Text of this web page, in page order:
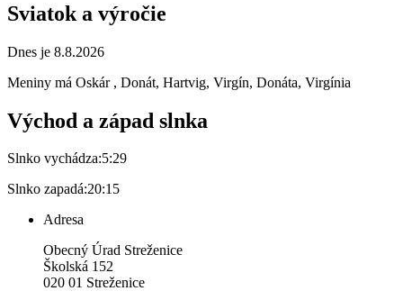
Sviatok a výročie
Dnes je 8.8.2026
Meniny má Oskár , Donát, Hartvig, Virgín, Donáta, Virgínia
Východ a západ slnka
Slnko vychádza:5:29
Slnko zapadá:20:15
Adresa
Obecný Úrad Streženice
Školská 152
020 01 Streženice